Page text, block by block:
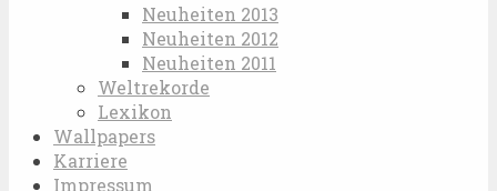
Neuheiten 2013
Neuheiten 2012
Neuheiten 2011
Weltrekorde
Lexikon
Wallpapers
Karriere
Impressum